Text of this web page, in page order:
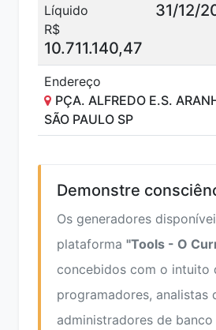
Líquido
R$
10.711.140,47
31/12/
Endereço
PÇA. ALFREDO E.S.
SÃO PAULO SP
Demonstre
Os generadores
plataforma "Tools - O
concebidos com o intuito
programadores, analistas
administradores de